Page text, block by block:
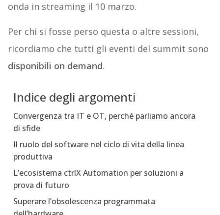
onda in streaming il 10 marzo.
Per chi si fosse perso questa o altre sessioni,
ricordiamo che tutti gli eventi del summit sono
disponibili on demand.
Indice degli argomenti
Convergenza tra IT e OT, perché parliamo ancora
di sfide
Il ruolo del software nel ciclo di vita della linea
produttiva
L’ecosistema ctrlX Automation per soluzioni a
prova di futuro
Superare l’obsolescenza programmata